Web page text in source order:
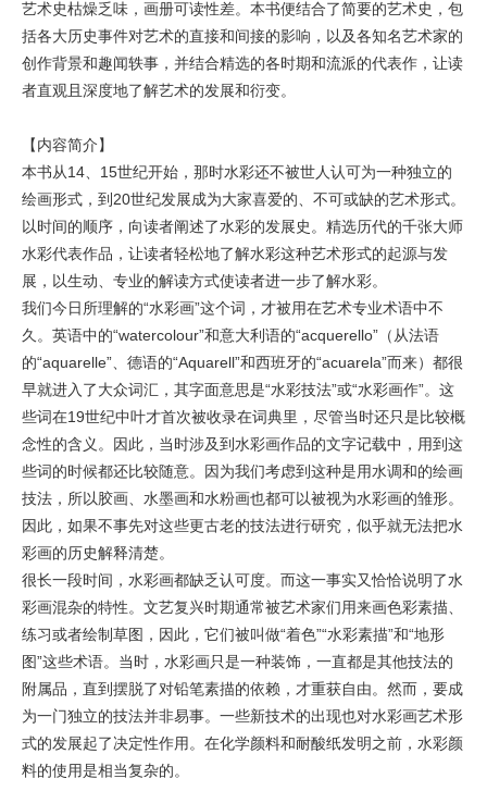
艺术史枯燥乏味，画册可读性差。本书便结合了简要的艺术史，包
括各大历史事件对艺术的直接和间接的影响，以及各知名艺术家的
创作背景和趣闻轶事，并结合精选的各时期和流派的代表作，让读
者直观且深度地了解艺术的发展和衍变。
【内容简介】
本书从14、15世纪开始，那时水彩还不被世人认可为一种独立的
绘画形式，到20世纪发展成为大家喜爱的、不可或缺的艺术形式。
以时间的顺序，向读者阐述了水彩的发展史。精选历代的千张大师
水彩代表作品，让读者轻松地了解水彩这种艺术形式的起源与发
展，以生动、专业的解读方式使读者进一步了解水彩。
我们今日所理解的“水彩画”这个词，才被用在艺术专业术语中不
久。英语中的“watercolour”和意大利语的“acquerello”（从法语
的“aquarelle”、德语的“Aquarell”和西班牙的“acuarela”而来）都很
早就进入了大众词汇，其字面意思是“水彩技法”或“水彩画作”。这
些词在19世纪中叶才首次被收录在词典里，尽管当时还只是比较概
念性的含义。因此，当时涉及到水彩画作品的文字记载中，用到这
些词的时候都还比较随意。因为我们考虑到这种是用水调和的绘画
技法，所以胶画、水墨画和水粉画也都可以被视为水彩画的雏形。
因此，如果不事先对这些更古老的技法进行研究，似乎就无法把水
彩画的历史解释清楚。
很长一段时间，水彩画都缺乏认可度。而这一事实又恰恰说明了水
彩画混杂的特性。文艺复兴时期通常被艺术家们用来画色彩素描、
练习或者绘制草图，因此，它们被叫做“着色”“水彩素描”和“地形
图”这些术语。当时，水彩画只是一种装饰，一直都是其他技法的
附属品，直到摆脱了对铅笔素描的依赖，才重获自由。然而，要成
为一门独立的技法并非易事。一些新技术的出现也对水彩画艺术形
式的发展起了决定性作用。在化学颜料和耐酸纸发明之前，水彩颜
料的使用是相当复杂的。